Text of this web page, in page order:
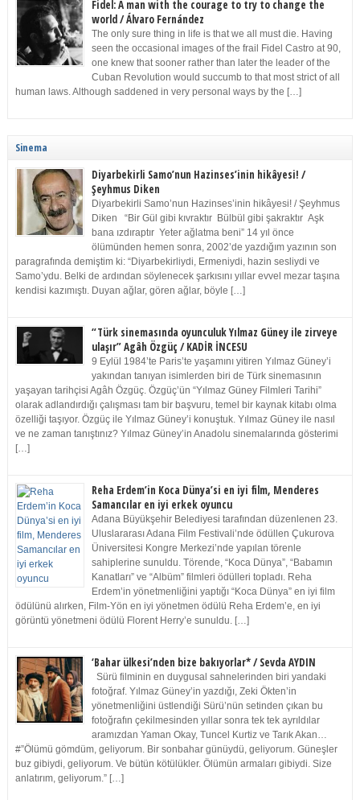
Fidel: A man with the courage to try to change the
world / Álvaro Fernández
The only sure thing in life is that we all must die. Having
seen the occasional images of the frail Fidel Castro at 90,
one knew that sooner rather than later the leader of the
Cuban Revolution would succumb to that most strict of all
human laws. Although saddened in very personal ways by the […]
Sinema
Diyarbekirli Samo’nun Hazinses’inin hikâyesi! /
Şeyhmus Diken
Diyarbekirli Samo’nun Hazinses’inin hikâyesi! / Şeyhmus
Diken “Bir Gül gibi kıvraktır Bülbül gibi şakraktır Aşk
bana ızdıraptır Yeter ağlatma beni” 14 yıl önce
ölümünden hemen sonra, 2002’de yazdığım yazının son
paragrafında demiştim ki: “Diyarbekirliydi, Ermeniydi, hazin sesliydi ve
Samo’ydu. Belki de ardından söylenecek şarkısını yıllar evvel mezar taşına
kendisi kazımıştı. Duyan ağlar, gören ağlar, böyle […]
“Türk sinemasında oyunculuk Yılmaz Güney ile zirveye
ulaşır” Agâh Özgüç / KADİR İNCESU
9 Eylül 1984’te Paris’te yaşamını yitiren Yılmaz Güney’i
yakından tanıyan isimlerden biri de Türk sinemasının
yaşayan tarihçisi Agâh Özgüç. Özgüç’ün “Yılmaz Güney Filmleri Tarihi”
olarak adlandırdığı çalışması tam bir başvuru, temel bir kaynak kitabı olma
özelliği taşıyor. Özgüç ile Yılmaz Güney’i konuştuk. Yılmaz Güney ile nasıl
ve ne zaman tanıştınız? Yılmaz Güney’in Anadolu sinemalarında gösterimi
[…]
Reha Erdem’in Koca Dünya’si en iyi film, Menderes
Samancılar en iyi erkek oyuncu
Adana Büyükşehir Belediyesi tarafından düzenlenen 23.
Uluslararası Adana Film Festivali’nde ödüllen Çukurova
Üniversitesi Kongre Merkezi’nde yapılan törenle
sahiplerine sunuldu. Törende, “Koca Dünya”, “Babamın
Kanatları” ve “Albüm” filmleri ödülleri topladı. Reha
Erdem’in yönetmenliğini yaptığı “Koca Dünya” en iyi film
ödülünü alırken, Film-Yön en iyi yönetmen ödülü Reha Erdem’e, en iyi
görüntü yönetmeni ödülü Florent Herry’e sunuldu. […]
‘Bahar ülkesi’nden bize bakıyorlar* / Sevda AYDIN
Sürü filminin en duygusal sahnelerinden biri yandaki
fotoğraf. Yılmaz Güney’in yazdığı, Zeki Ökten’in
yönetmenliğini üstlendiği Sürü’nün setinden çıkan bu
fotoğrafın çekilmesinden yıllar sonra tek tek ayrıldılar
aramızdan Yaman Okay, Tuncel Kurtiz ve Tarık Akan…
#”Ölümü gömdüm, geliyorum. Bir sonbahar günüydü, geliyorum. Güneşler
buz gibiydi, geliyorum. Ve bütün kötülükler. Ölümün armaları gibiydi. Size
anlatırım, geliyorum.” […]